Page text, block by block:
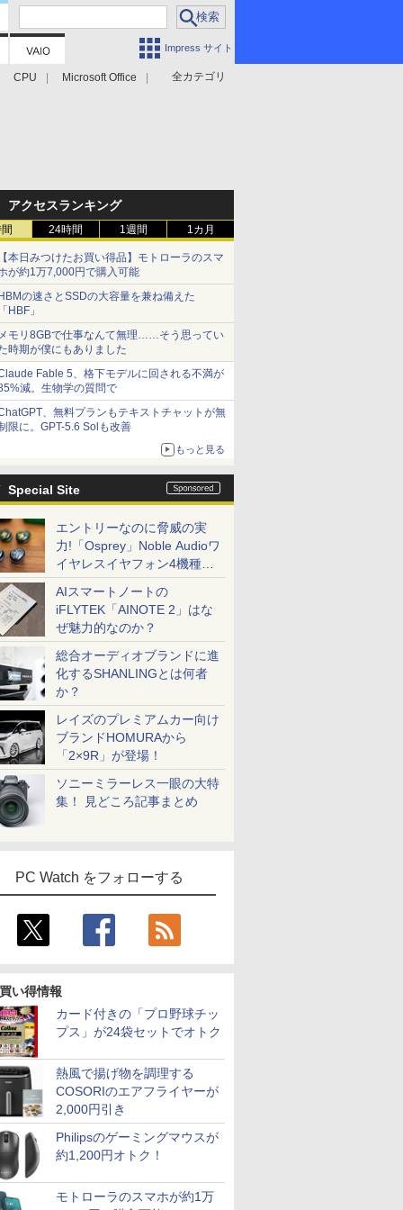
Impress サイト
全カテゴリ
CPU Microsoft Office
アクセスランキング
24時間 1週間 1カ月
本日みつけたお買い得品】モトローラのスマ
が約1万7,000円で購入可能
の速さとSSDの大容量を兼ね備えた
HBF」
モリ8GBで仕事なんて無理……そう思ってい
時期が僕にもありました
Fable 5、格下モデルに回される不満が
減。生物学の質問で
、無料プランもテキストチャットが無
限に。GPT-5.6 Solも改善
もっと見る
Special Site
エントリーなのに脅威の実
力!「Osprey」Noble Audioワ
イヤレスイヤフォン4機種を
一気に聴く
AIスマートノートの
iFLYTEK「AINOTE 2」はな
ぜ魅力的なのか？
総合オーディオブランドに進
化するSHANLINGとは何者
か？
レイズのプレミアムカー向け
ブランドHOMURAから
「2×9R」が登場！
ソニーミラーレス一眼の大特
集！ 見どころ記事まとめ
PC Watch をフォローする
い得情報
カード付きの「プロ野球チッ
プス」が24袋セットでオトク
熱風で揚げ物を調理する
COSORIのエアフライヤーが
2,000円引き
Philipsのゲーミングマウスが
約1,200円オトク！
モトローラのスマホが約1万